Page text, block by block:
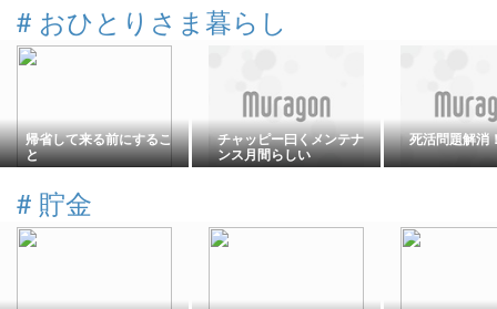
# おひとりさま暮らし
帰省して来る前にするこ
と
チャッピー曰くメンテナ
ンス月間らしい
死活問題解消
# 貯金